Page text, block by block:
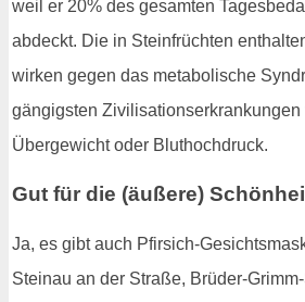
weil er 20% des gesamten
abdeckt. Die in Steinfrüchten
wirken gegen das metabolische
gängigsten Zivilisationserkrankungen
Übergewicht oder Bluthochdruck.
Gut für die (äußere)
Ja, es gibt auch Pfirsich-
Steinau an der Straße, Brüder-